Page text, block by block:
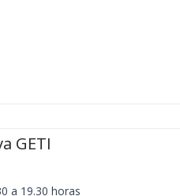
GETI
a 19.30 horas